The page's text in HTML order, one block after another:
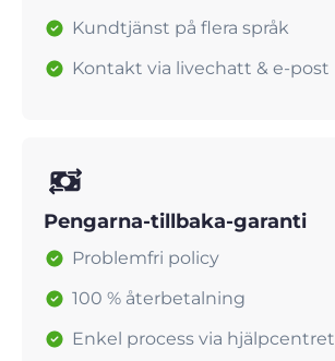
Kundtjänst på flera språk
Kontakt via livechatt & e-post
Pengarna-tillbaka-garanti
Problemfri policy
100 % återbetalning
Enkel process via hjälpcentret